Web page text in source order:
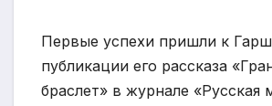
Первые успехи пришли к
публикации его рассказа
браслет» в журнале «Русская